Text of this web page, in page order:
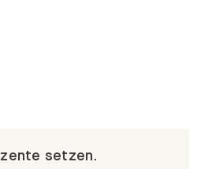
setzen.